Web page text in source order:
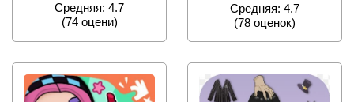
Средняя: 4.7
(74оцени)
Средняя: 4.7
(78 оценок)